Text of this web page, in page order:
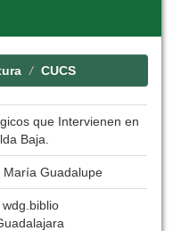
CUCS
que Intervienen en
Baja.
Guadalupe